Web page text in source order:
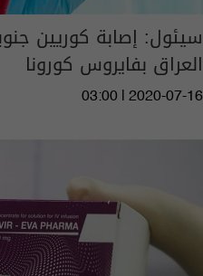
سيئول: إصابة كوريين
العراق بفايروس كورونا
03:00 | 2020-07-16